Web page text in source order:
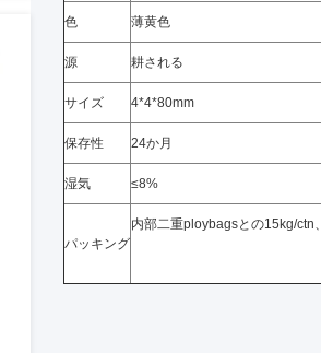
色 薄黄色
源 耕される
サイズ 4*4*80mm
保存性 24か月
湿気 ≤8%
パッキング
内部二重ploybagsとの15kg/ctn、